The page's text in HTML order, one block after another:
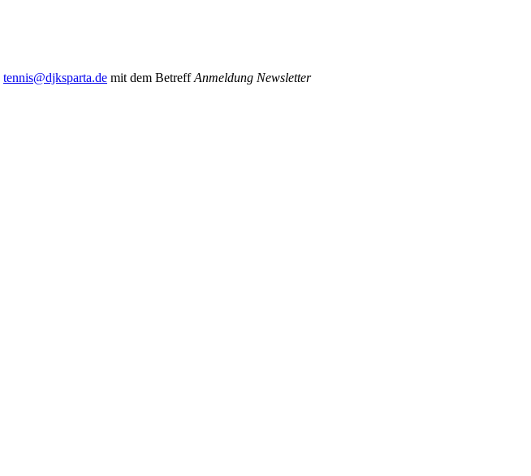
tennis@djksparta.de mit dem BetreffAnmeldung Newsletter